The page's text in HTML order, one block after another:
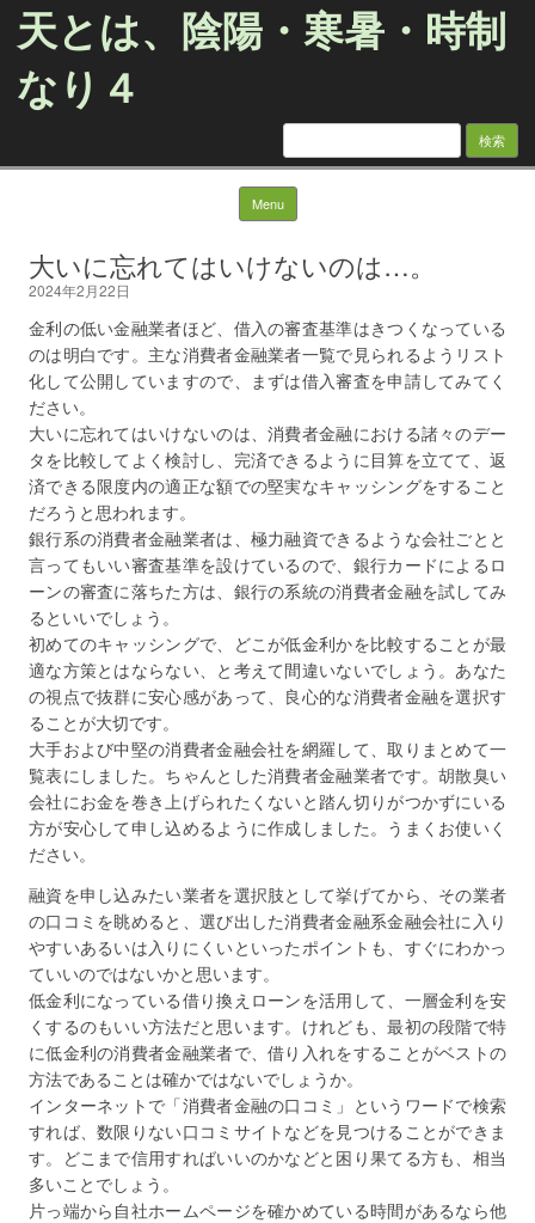
天とは、陰陽・寒暑・時制
なり４
検
Menu Skip to content
大いに忘れてはいけないのは…。
2024年2月22日
金利の低い金融業者ほど、借入の審査基準はきつくなっている
のは明白です。主な消費者金融業者一覧で見られるようリスト
化して公開していますので、まずは借入審査を申請してみてく
ださい。
大いに忘れてはいけないのは、消費者金融における諸々のデー
タを比較してよく検討し、完済できるように目算を立てて、返
済できる限度内の適正な額での堅実なキャッシングをすること
だろうと思われます。
銀行系の消費者金融業者は、極力融資できるような会社ごとと
言ってもいい審査基準を設けているので、銀行カードによるロ
ーンの審査に落ちた方は、銀行の系統の消費者金融を試してみ
るといいでしょう。
初めてのキャッシングで、どこが低金利かを比較することが最
適な方策とはならない、と考えて間違いないでしょう。あなた
の視点で抜群に安心感があって、良心的な消費者金融を選択す
ることが大切です。
大手および中堅の消費者金融会社を網羅して、取りまとめて一
覧表にしました。ちゃんとした消費者金融業者です。胡散臭い
会社にお金を巻き上げられたくないと踏ん切りがつかずにいる
方が安心して申し込めるように作成しました。うまくお使いく
ださい。
融資を申し込みたい業者を選択肢として挙げてから、その業者
の口コミを眺めると、選び出した消費者金融系金融会社に入り
やすいあるいは入りにくいといったポイントも、すぐにわかっ
ていいのではないかと思います。
低金利になっている借り換えローンを活用して、一層金利を安
くするのもいい方法だと思います。けれども、最初の段階で特
に低金利の消費者金融業者で、借り入れをすることがベストの
方法であることは確かではないでしょうか。
インターネットで「消費者金融の口コミ」というワードで検索
すれば、数限りない口コミサイトなどを見つけることができま
す。どこまで信用すればいいのかなどと困り果てる方も、相当
多いことでしょう。
片っ端から自社ホームページを確かめている時間があるなら他